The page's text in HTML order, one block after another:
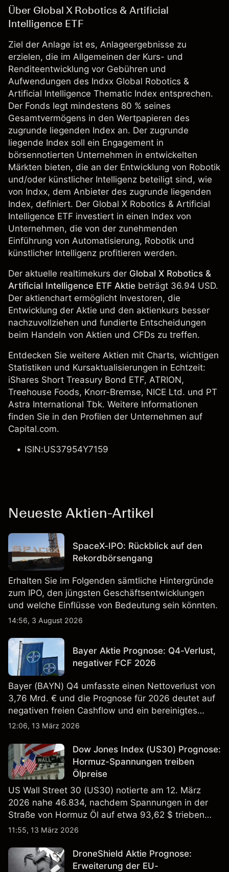
Über Global X Robotics & Artificial
Intelligence ETF
Ziel der Anlage ist es, Anlageergebnisse zu
erzielen, die im Allgemeinen der Kurs- und
Renditeentwicklung vor Gebühren und
Aufwendungen des Indxx Global Robotics &
Artificial Intelligence Thematic Index entsprechen.
Der Fonds legt mindestens 80 % seines
Gesamtvermögens in den Wertpapieren des
zugrunde liegenden Index an. Der zugrunde
liegende Index soll ein Engagement in
börsennotierten Unternehmen in entwickelten
Märkten bieten, die an der Entwicklung von Robotik
und/oder künstlicher Intelligenz beteiligt sind, wie
von Indxx, dem Anbieter des zugrunde liegenden
Index, definiert. Der Global X Robotics & Artificial
Intelligence ETF investiert in einen Index von
Unternehmen, die von der zunehmenden
Einführung von Automatisierung, Robotik und
künstlicher Intelligenz profitieren werden.
Der aktuelle realtimekurs der Global X Robotics &
Artificial Intelligence ETF Aktie beträgt 36.94 USD.
Der aktienchart ermöglicht Investoren, die
Entwicklung der Aktie und den aktienkurs besser
nachzuvollziehen und fundierte Entscheidungen
beim Handeln von Aktien und CFDs zu treffen.
Entdecken Sie weitere Aktien mit Charts, wichtigen
Statistiken und Kursaktualisierungen in Echtzeit:
iShares Short Treasury Bond ETF, ATRION,
Treehouse Foods, Knorr-Bremse, NICE Ltd. und PT
Astra International Tbk. Weitere Informationen
finden Sie in den Profilen der Unternehmen auf
Capital.com.
ISIN:US37954Y7159
Neueste Aktien-Artikel
SpaceX-IPO: Rückblick auf den
Rekordbörsengang
Erhalten Sie im Folgenden sämtliche Hintergründe
zum IPO, den jüngsten Geschäftsentwicklungen
und welche Einflüsse von Bedeutung sein könnten.
14:56, 3 August 2026
Bayer Aktie Prognose: Q4-Verlust,
negativer FCF 2026
Bayer (BAYN) Q4 umfasste einen Nettoverlust von
3,76 Mrd. € und die Prognose für 2026 deutet auf
negativen freien Cashflow und ein bereinigtes
EBITDA von 9,6–10,1 Mrd. € hin. Die
verlässlicher Indikator für zukünftige Ergebnisse.
12:06, 13 März 2026
Dow Jones Index (US30) Prognose:
Hormuz-Spannungen treiben
Ölpreise
US Wall Street 30 (US30) notierte am 12. März
2026 nahe 46.834, nachdem Spannungen in der
Straße von Hormuz Öl auf etwa 93,62 $ trieben
und die US-Arbeitslosigkeit auf 4,4% stieg. Die
verlässlicher Indikator für zukünftige Ergebnisse.
11:55, 13 März 2026
DroneShield Aktie Prognose:
Erweiterung der EU-